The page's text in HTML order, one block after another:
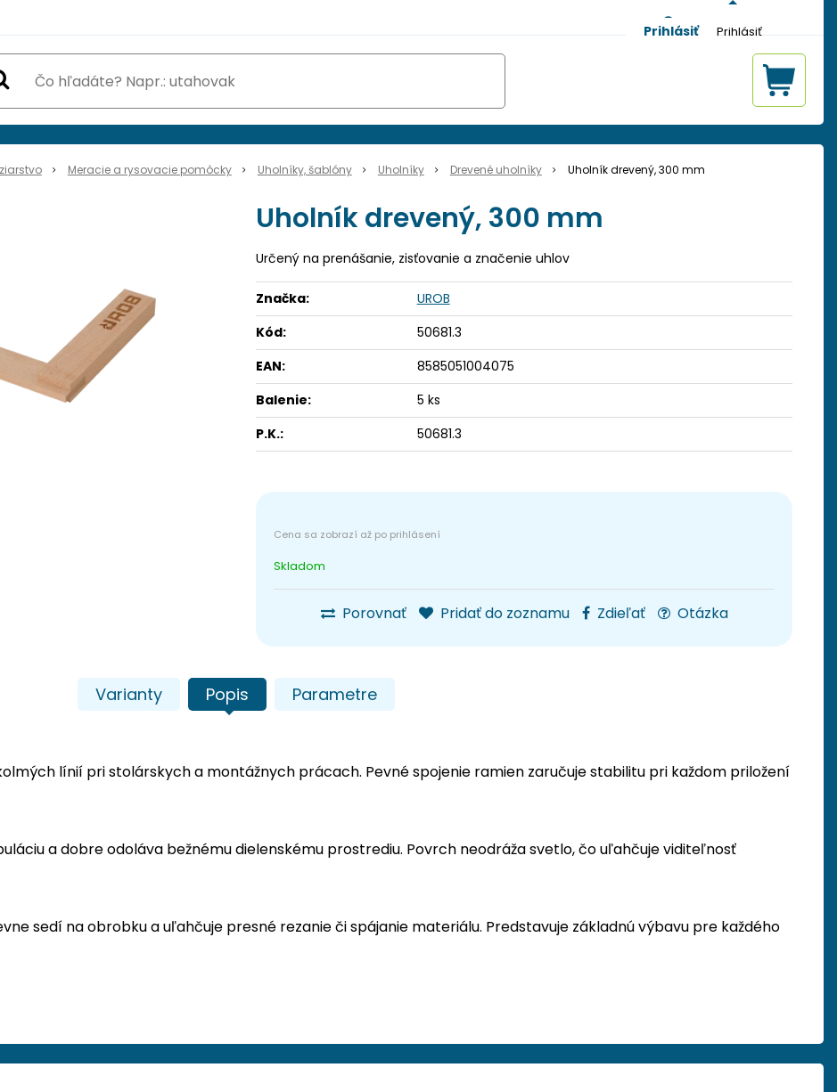
Prihlásiť
Meracie a rysovacie pomôcky Uholníky, šablóny Uholníky Drevené uholníky Uholník drevený, 300 mm
Skladom
Porovnať Pridať do zoznamu Zdieľať Otázka
Uholník drevený, 300 mm
Určený na prenášanie, zisťovanie a značenie uhlov
Značka:
UROB
Kód:
50681.3
EAN:
8585051004075
Balenie:
5 ks
P.K.:
50681.3
Varianty Popis Parametre
línií pri stolárskych a montážnych prácach. Pevné spojenie ramien zaručuje stabilitu pri každom priložení
a dobre odoláva bežnému dielenskému prostrediu. Povrch neodráža svetlo, čo uľahčuje viditeľnosť
sedí na obrobku a uľahčuje presné rezanie či spájanie materiálu. Predstavuje základnú výbavu pre každého